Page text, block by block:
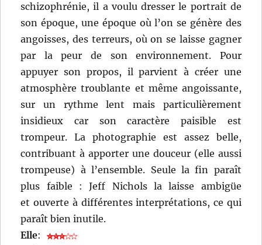
schizophrénie, il a voulu dresser le portrait de
son époque, une époque où l’on se génère des
angoisses, des terreurs, où on se laisse gagner
par la peur de son environnement. Pour
appuyer son propos, il parvient à créer une
atmosphère troublante et même angoissante,
sur un rythme lent mais particulièrement
insidieux car son caractère paisible est
trompeur. La photographie est assez belle,
contribuant à apporter une douceur (elle aussi
trompeuse) à l’ensemble. Seule la fin paraît
plus faible : Jeff Nichols la laisse ambigüe
et ouverte à différentes interprétations, ce qui
paraît bien inutile.
Elle: